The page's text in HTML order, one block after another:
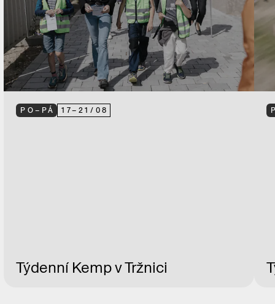
PO–PÁ 17– 21/ 08
Týdenní Kemp v Tržnici